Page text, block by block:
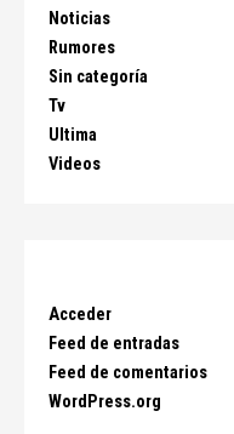
Noticias
Rumores
Sin categoría
Tv
Ultima
Videos
Acceder
Feed de entradas
Feed de comentarios
WordPress.org